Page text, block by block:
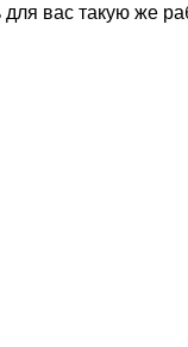
для вас такую же